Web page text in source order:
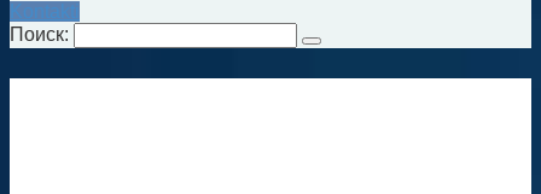
Kontakti
Поиск: